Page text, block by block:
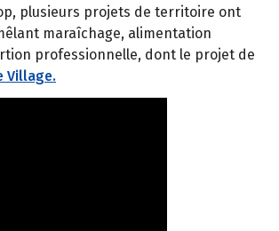
plusieurs projets de territoire ont
maraîchage, alimentation
professionnelle, dont le projet de
Village.